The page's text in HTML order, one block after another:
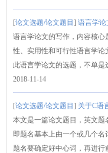
[论文选题/论文题目]语言学论
语言学论文的写作，内容核
性、实用性和可行性语言学
此语言学论文的选题，不单是
2018-11-14
[论文选题/论文题目] 关于C语
本文是一篇论文题目，英文题
即题名基本上由一个或几个
题名要确定好中心词，再进行